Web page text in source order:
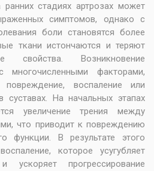
стадиях артрозах может
симптомов, однако с
боли становятся более
ткани истончаются и теряют
свойства. Возникновение
многочисленными факторами,
повреждение, воспаление или
суставах. На начальных этапах
увеличение трения между
что приводит к повреждению
функции. В результате этого
которое усугубляет
ускоряет прогрессирование